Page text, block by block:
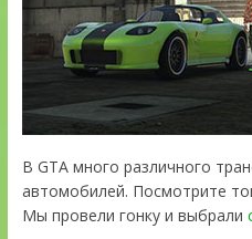
В GTA много различного
автомобилей. Посмотрите
Мы провели гонку и выбрали